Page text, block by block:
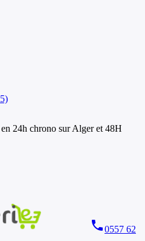
24h chrono sur Alger et 48H
phone0557 62